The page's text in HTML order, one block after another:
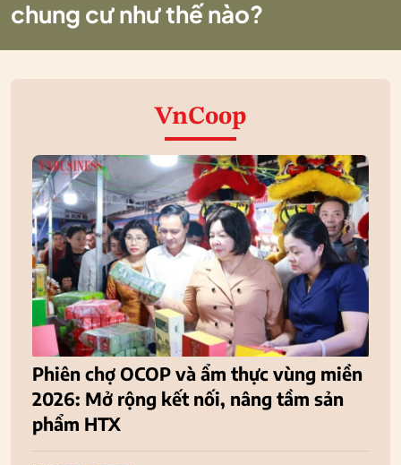
chung cư như thế nào?
VnCoop
Phiên chợ OCOP và ẩm thực vùng miền
2026: Mở rộng kết nối, nâng tầm sản
phẩm HTX